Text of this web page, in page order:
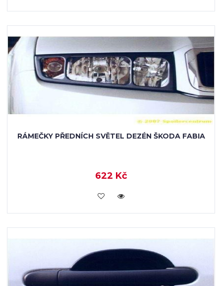
RÁMEČKY PŘEDNÍCH SVĚTEL DEZÉN ŠKODA FABIA
622 Kč
KOUPIT